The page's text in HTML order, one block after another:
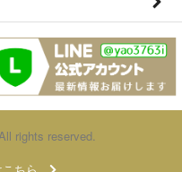
rights reserved.